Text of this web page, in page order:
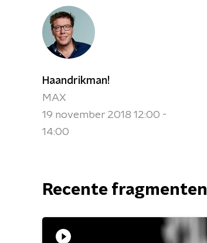
Haandrikman!
MAX
19 november 2018 12:00 -
14:00
Recente fragmenten